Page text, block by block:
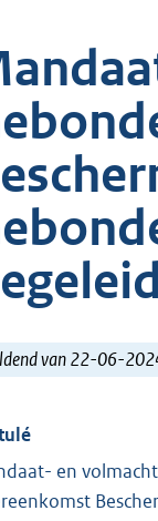
van 22-06-
en